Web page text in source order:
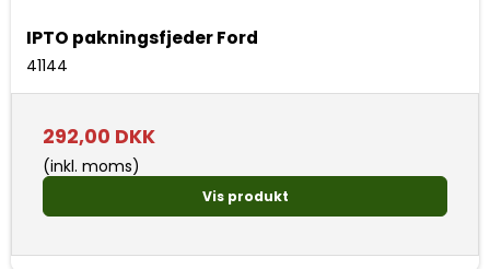
IPTO pakningsfjeder Ford
41144
292,00 DKK
(inkl. moms)
Vis produkt